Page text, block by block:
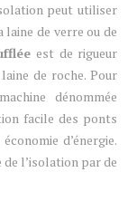
peut utiliser
laine de verre ou de
est de rigueur
de roche. Pour
dénommée
facile des ponts
d’énergie.
l’isolation par de